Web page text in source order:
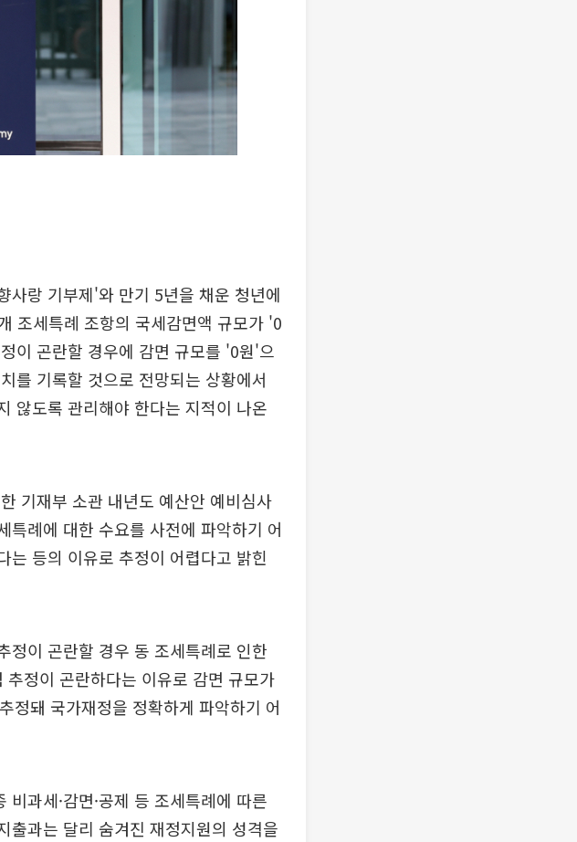
사랑 기부제'와 만기 5년을 채운 청년에
조세특례 조항의 국세감면액 규모가 '0
이 곤란할 경우에 감면 규모를 '0원'으
를 기록할 것으로 전망되는 상황에서
않도록 관리해야 한다는 지적이 나온
기재부 소관 내년도 예산안 예비심사
특례에 대한 수요를 사전에 파악하기 어
는 등의 이유로 추정이 어렵다고 밝힌
정이 곤란할 경우 동 조세특례로 인한
정이 곤란하다는 이유로 감면 규모가
정돼 국가재정을 정확하게 파악하기 어
과세·감면·공제 등 조세특례에 따른
출과는 달리 숨겨진 재정지원의 성격을